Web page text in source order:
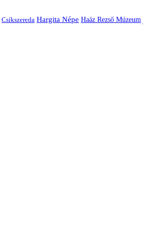
Csíkszereda Hargita Népe Haáz Rezső Múzeum